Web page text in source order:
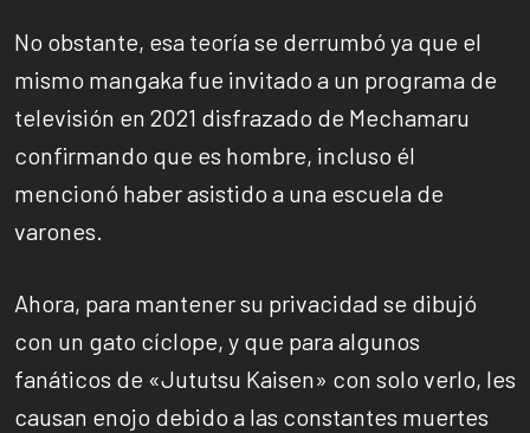
No obstante, esa teoría se derrumbó ya que el
mismo mangaka fue invitado a un programa de
televisión en 2021 disfrazado de Mechamaru
confirmando que es hombre, incluso él
mencionó haber asistido a una escuela de
varones.
Ahora, para mantener su privacidad se dibujó
con un gato cíclope, y que para algunos
fanáticos de «Jututsu Kaisen» con solo verlo, les
causan enojo debido a las constantes muertes